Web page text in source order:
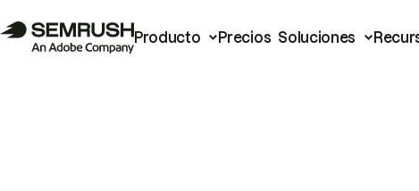
Producto Precios Soluciones